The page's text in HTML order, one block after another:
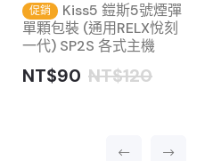
促銷
Kiss5 鎧斯5號煙彈
單顆包裝 (通用RELX悅刻
一代) SP2S 各式主機
NT$90 NT$120